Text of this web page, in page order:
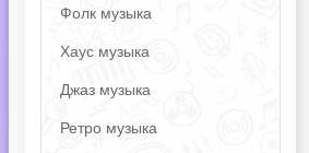
Фолк музыка
Хаус музыка
Джаз музыка
Ретро музыка